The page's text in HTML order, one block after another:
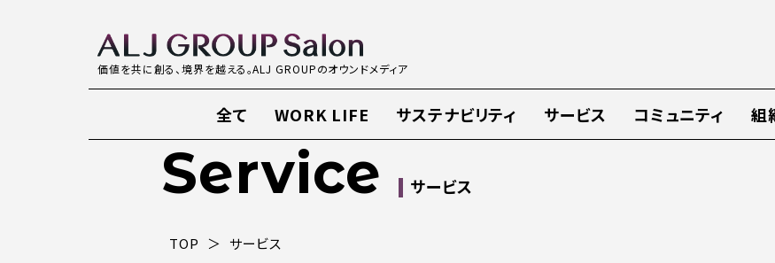
価値を共に創る、境界を越える。ALJ GROUPのオウンドメディア
全て WORK LIFE サステナビリティ サービス コミュニティ 組
Service サービス
TOP サービス